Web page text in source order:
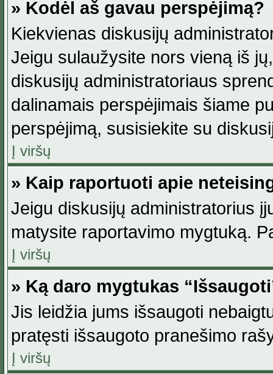
» Kodėl aš gavau perspėjimą?
Kiekvienas diskusijų
Jeigu sulaužysite nors vieną iš
diskusijų administratoriaus
dalinamais perspėjimais šiame
perspėjimą, susisiekite su
Į viršų
» Kaip raportuoti apie
Jeigu diskusijų administratorius
matysite raportavimo mygtuką.
Į viršų
» Ką daro mygtukas
Jis leidžia jums išsaugoti
pratęsti išsaugoto pranešimo
Į viršų